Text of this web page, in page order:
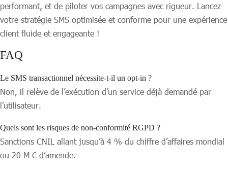
performant, et de piloter vos campagnes avec rigueur. Lancez
votre stratégie SMS optimisée et conforme pour une expérience
client fluide et engageante !
FAQ
Le SMS transactionnel nécessite-t-il un opt-in ?
Non, il relève de l’exécution d’un service déjà demandé par
l’utilisateur.
Quels sont les risques de non-conformité RGPD ?
Sanctions CNIL allant jusqu’à 4 % du chiffre d’affaires mondial
ou 20 M € d’amende.